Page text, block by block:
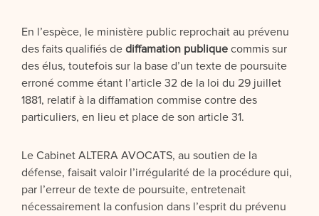
En l’espèce, le ministère public reprochait au prévenu
des faits qualifiés de diffamation publique commis sur
des élus, toutefois sur la base d’un texte de poursuite
erroné comme étant l’article 32 de la loi du 29 juillet
1881, relatif à la diffamation commise contre des
particuliers, en lieu et place de son article 31.
Le Cabinet ALTERA AVOCATS, au soutien de la
défense, faisait valoir l’irrégularité de la procédure qui,
par l’erreur de texte de poursuite, entretenait
nécessairement la confusion dans l’esprit du prévenu